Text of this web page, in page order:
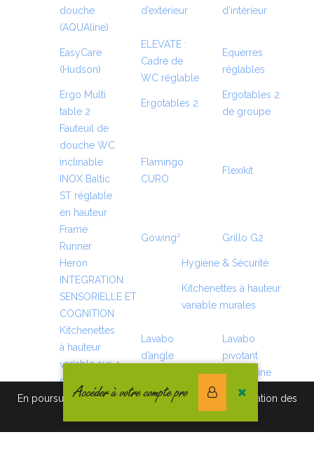
douche
(AQUAline)
d’extérieur
d’intérieur
EasyCare
(Hudson)
ELEVATE :
Cadre de
WC réglable
Equerres
réglables
Ergo Multi
table 2
Ergotables 2
Ergotables 2
de groupe
Fauteuil de
douche WC
inclinable
INOX Baltic
ST réglable
en hauteur
Flamingo
CURO
Flexikit
Frame
Runner
Gowing² Grillo G2
Heron
Hygiène & Sécurité
INTEGRATION
SENSORIELLE ET
COGNITION
Kitchenettes à hauteur
variable murales
Kitchenettes
à hauteur
variable sur 4
pieds
Lavabo
d’angle
SUPPORTline
Lavabo
pivotant
SWINGline
Lavabo
manuel
muraux
Manatee
Accéder à votre compte pro
En poursuivant votre navigation vous acceptez l'utilisation des